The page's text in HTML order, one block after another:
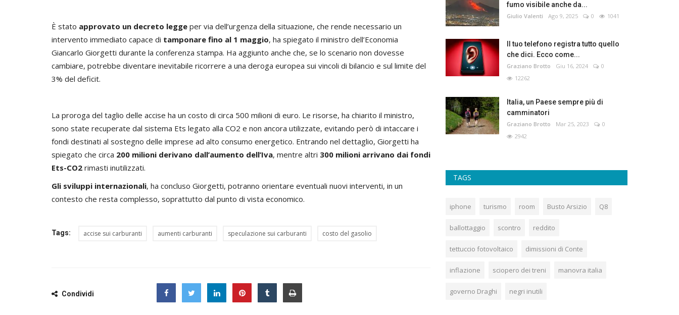
È stato approvato un decreto legge per via dell’urgenza della situazione, che rende necessario un
intervento immediato capace di tamponare fino al 1 maggio, ha spiegato il ministro dell’Economia
Giancarlo Giorgetti durante la conferenza stampa. Ha aggiunto anche che, se lo scenario non dovesse
cambiare, potrebbe diventare inevitabile ricorrere a una deroga europea sui vincoli di bilancio e sul limite del
3% del deficit.
La proroga del taglio delle accise ha un costo di circa 500 milioni di euro. Le risorse, ha chiarito il ministro,
sono state recuperate dal sistema Ets legato alla CO2 e non ancora utilizzate, evitando però di intaccare i
fondi destinati al sostegno delle imprese ad alto consumo energetico. Entrando nel dettaglio, Giorgetti ha
spiegato che circa 200 milioni derivano dall’aumento dell’Iva, mentre altri 300 milioni arrivano dai fondi
Ets-CO2 rimasti inutilizzati.
Gli sviluppi internazionali, ha concluso Giorgetti, potranno orientare eventuali nuovi interventi, in un
contesto che resta complesso, soprattutto dal punto di vista economico.
Tags: accise sui carburanti aumenti carburanti speculazione sui carburanti costo del gasolio
Condividi
fumo visibile anche da...
Giulio Valenti Ago 9, 2025 0 1041
Il tuo telefono registra tutto quello
che dici. Ecco come...
Graziano Brotto Giu 16, 2024
0
12262
Italia, un Paese sempre più di
camminatori
Graziano Brotto Mar 25, 2023
0
2942
TAGS
iphone turismo room Busto Arsizio Q8
ballottaggio scontro reddito
tettuccio fotovoltaico dimissioni di Conte
inflazione sciopero dei treni manovra italia
governo Draghi negri inutili